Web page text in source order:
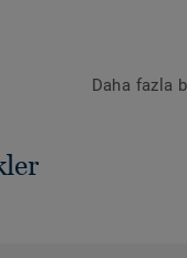
Daha fazla